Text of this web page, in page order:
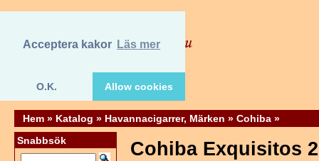
Acceptera kakor Läs mer
O.K. Allow cookies
Hem » Katalog » Havannacigarrer, Märken » Cohiba »
Cohiba Exquisitos
Snabbsök